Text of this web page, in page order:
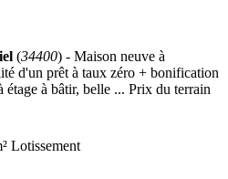
(34400) - Maison neuve à
d'un prêt à taux zéro + bonification
étage à bâtir, belle ... Prix du terrain
Lotissement